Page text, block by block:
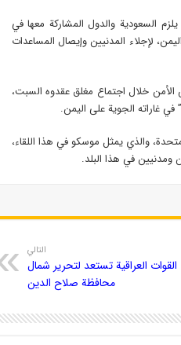
السعودية والدول المشاركة معها في
لإجلاء المدنيين وإيصال المساعدات
خلال اجتماع مغلق عقدوه السبت،
في غاراته الجوية على اليمن.
والذي يمثل موسكو في هذا اللقاء،
ومدنيين في هذا البلد.
التالي
القوات العراقية تستعد لتحرير شمال
محافظة صلاح الدين